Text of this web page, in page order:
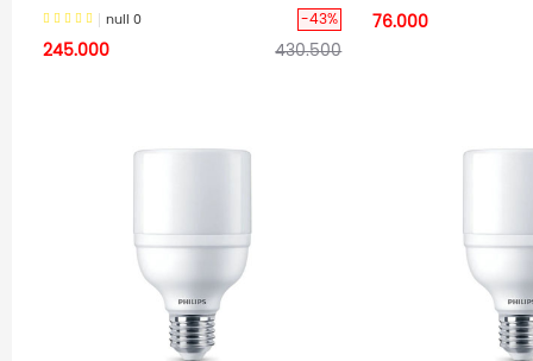
null 0 -43%
245.000 430.500
76.000